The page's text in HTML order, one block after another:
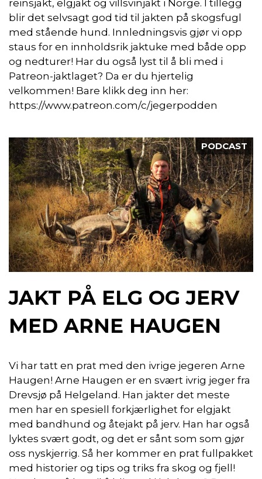
reinsjakt, elgjakt og villsvinjakt i Norge. I tillegg
blir det selvsagt god tid til jakten på skogsfugl
med stående hund. Innledningsvis gjør vi opp
staus for en innholdsrik jaktuke med både opp
og nedturer! Har du også lyst til å bli med i
Patreon-jaktlaget? Da er du hjertelig
velkommen! Bare klikk deg inn her:
https://www.patreon.com/c/jegerpodden
PODCAST
JAKT PÅ ELG OG JERV
MED ARNE HAUGEN
Vi har tatt en prat med den ivrige jegeren Arne
Haugen! Arne Haugen er en svært ivrig jeger fra
Drevsjø på Helgeland. Han jakter det meste
men har en spesiell forkjærlighet for elgjakt
med bandhund og åtejakt på jerv. Han har også
lyktes svært godt, og det er sånt som som gjør
oss nyskjerrig. Så her kommer en prat fullpakket
med historier og tips og triks fra skog og fjell!